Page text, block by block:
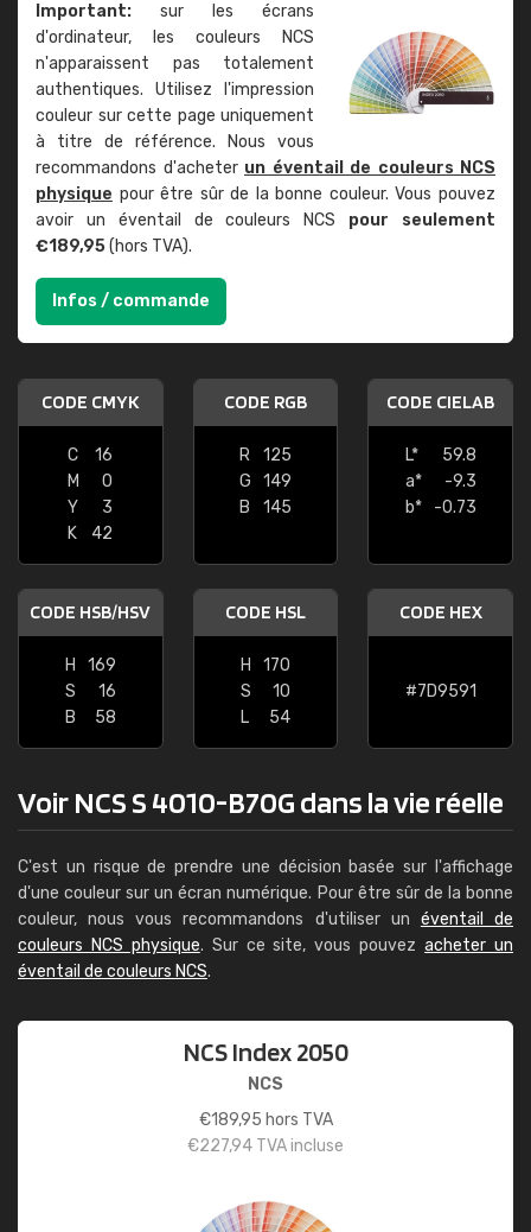
Important: sur les écrans
d'ordinateur, les couleurs NCS
n'apparaissent pas totalement
authentiques. Utilisez l'impression
couleur sur cette page uniquement
à titre de référence. Nous vous
recommandons d'acheter un éventail de couleurs NCS
physique pour être sûr de la bonne couleur. Vous pouvez
avoir un éventail de couleurs NCS pour seulement
€189,95(hors TVA).
Infos / commande
CODE CMYK
C
16
M
0
Y
3
K
42
CODE RGB
R
125
G
149
B
145
CODE CIELAB
L*
59.8
a*
-9.3
b*
-0.73
CODE HSB/HSV
H
169
S
16
B
58
CODE HSL
H
170
S
10
L
54
CODE HEX
#7D9591
Voir NCS S 4010-B70G dans la vie réelle
C'est un risque de prendre une décision basée sur l'affichage
d'une couleur sur un écran numérique. Pour être sûr de la bonne
couleur, nous vous recommandons d'utiliser un éventail de
couleurs NCS physique. Sur ce site, vous pouvezacheter un
éventail de couleurs NCS.
NCS Index 2050
NCS
€189,95 hors TVA
€227,94 TVA incluse